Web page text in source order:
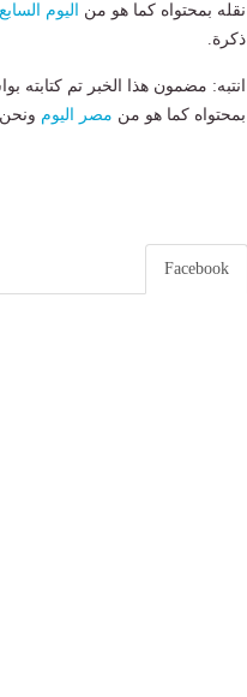
نقله بمحتواه كما هو من
اليوم السابع
ذكرة.
انتبه: مضمون هذا الخبر تم كتابته
بمحتواه كما هو من مصر اليوم
Facebook